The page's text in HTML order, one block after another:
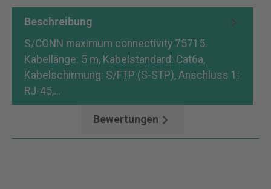
Beschreibung
S/CONN maximum connectivity 75715.
Kabellänge: 5 m, Kabelstandard: Cat6a,
Kabelschirmung: S/FTP (S-STP), Anschluss 1:
RJ-45,…
Bewertungen